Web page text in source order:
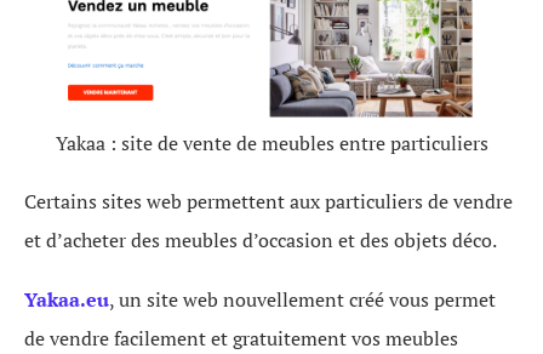
Yakaa : site de vente de meubles entre particuliers
Certains sites web permettent aux particuliers de vendre
et d’acheter des meubles d’occasion et des objets déco.
Yakaa.eu, un site web nouvellement créé vous permet
de vendre facilement et gratuitement vos meubles